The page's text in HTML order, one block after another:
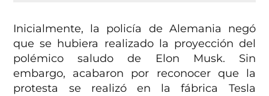
Inicialmente, la policía de Alemania negó
que se hubiera realizado la proyección del
polémico saludo de Elon Musk. Sin
embargo, acabaron por reconocer que la
protesta se realizó en la fábrica Tesla